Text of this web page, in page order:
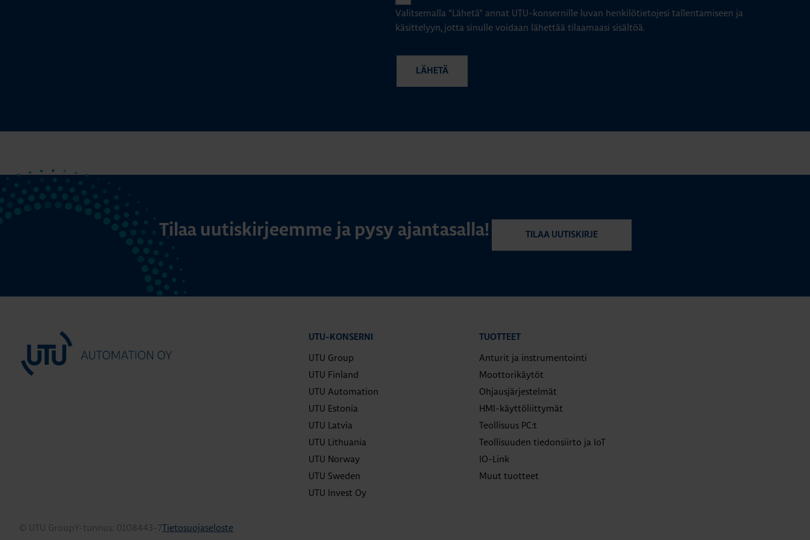
Valitsemalla "Lähetä" annat UTU-konsernille luvan henkilötietojesi tallentamiseen ja
käsittelyyn, jotta sinulle voidaan lähettää tilaamaasi sisältöä.
Tilaa uutiskirjeemme ja pysy ajantasalla! TILAA UUTISKIRJE
UTU-KONSERNI
UTU Group
UTU Finland
UTU Automation
UTU Estonia
UTU Latvia
UTU Lithuania
UTU Norway
UTU Sweden
UTU Invest Oy
TUOTTEET
Anturit ja instrumentointi
Moottorikäytöt
Ohjausjärjestelmät
HMI-käyttöliittymät
Teollisuus PC:t
Teollisuuden tiedonsiirto ja IoT
IO-Link
Muut tuotteet
© UTU GroupY-tunnus: 0108443-7Tietosuojaseloste